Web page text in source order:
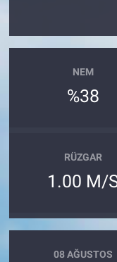
NEM
%38
RÜZGAR
1.00 M/
08 AĞUSTOS